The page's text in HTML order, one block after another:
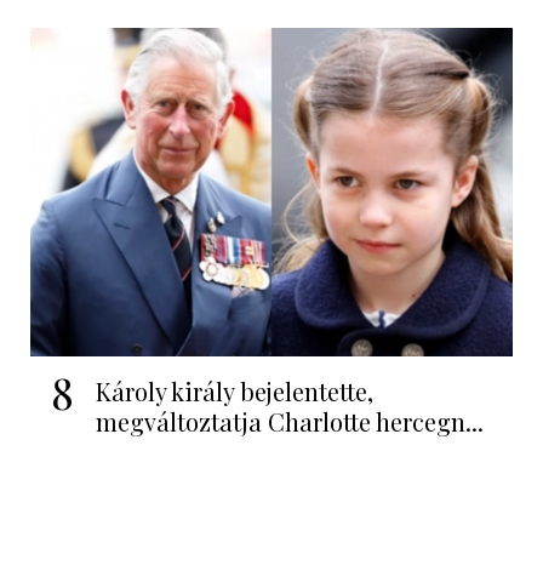
8
Károly király bejelentette,
megváltoztatja Charlotte hercegn...